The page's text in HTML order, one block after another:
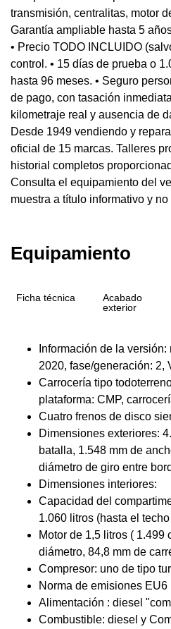
transmisión, centralitas, motor
Garantía ampliable hasta 5
• Precio TODO INCLUIDO
control. • 15 días de prueba o
hasta 96 meses. • Seguro
de pago, con tasación
kilometraje real y ausencia de
Desde 1949 vendiendo y
oficial de 15 marcas. Talleres
historial completos
Consulta el equipamiento del
muestra a título informativo y
Equipamiento
Ficha técnica
Información de la
2020, fase/generación: 2,
Carrocería tipo
plataforma: CMP,
Cuatro frenos de disco
Dimensiones exteriores:
batalla, 1.548 mm de
diámetro de giro entre
Dimensiones interiores:
Capacidad del
1.060 litros (hasta el
Motor de 1,5 litros (
diámetro, 84,8 mm de
Compresor: uno de tipo
Norma de emisiones
Alimentación : diesel
Combustible: diesel y
Acabado
exterior